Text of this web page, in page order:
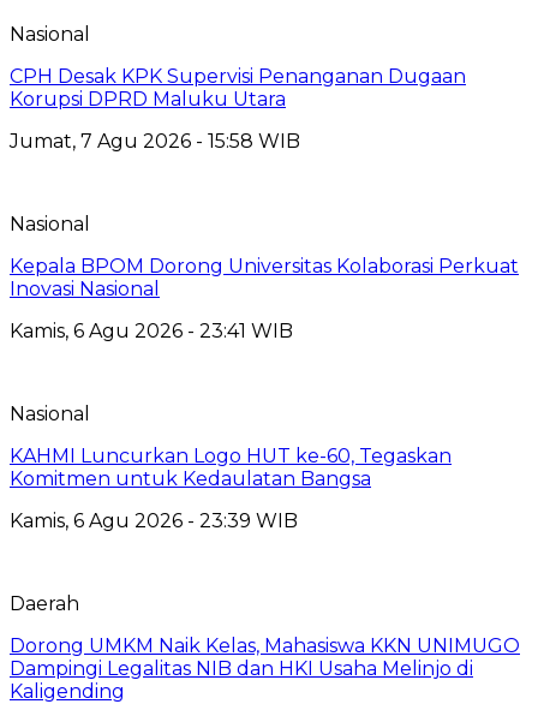
Nasional
CPH Desak KPK Supervisi Penanganan Dugaan
Korupsi DPRD Maluku Utara
Jumat, 7 Agu 2026 - 15:58 WIB
Nasional
Kepala BPOM Dorong Universitas Kolaborasi Perkuat
Inovasi Nasional
Kamis, 6 Agu 2026 - 23:41 WIB
Nasional
KAHMI Luncurkan Logo HUT ke-60, Tegaskan
Komitmen untuk Kedaulatan Bangsa
Kamis, 6 Agu 2026 - 23:39 WIB
Daerah
Dorong UMKM Naik Kelas, Mahasiswa KKN UNIMUGO
Dampingi Legalitas NIB dan HKI Usaha Melinjo di
Kaligending